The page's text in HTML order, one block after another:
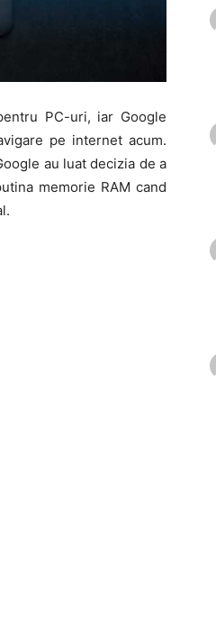
PC-uri, iar Google
pe internet acum.
au luat decizia de a
memorie RAM cand